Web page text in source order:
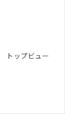
トップビュー